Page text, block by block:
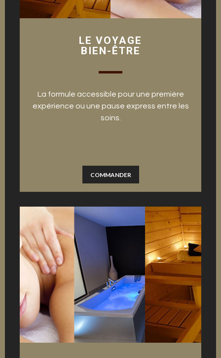
LE VOYAGE
BIEN-ÊTRE
La formule accessible pour une première
expérience ou une pause express entre les
soins.
COMMANDER